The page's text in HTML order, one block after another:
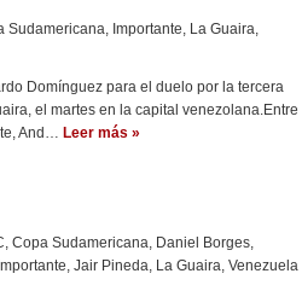
Sudamericana, Importante, La Guaira,
Domínguez para el duelo por la tercera
el martes en la capital venezolana.Entre
And… Leer más »
, Copa Sudamericana, Daniel Borges,
Importante, Jair Pineda, La Guaira, Venezuela